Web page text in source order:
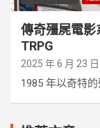
傳奇殭屍電影
TRPG
2025 年 6 月 23 日
1985 年以奇特